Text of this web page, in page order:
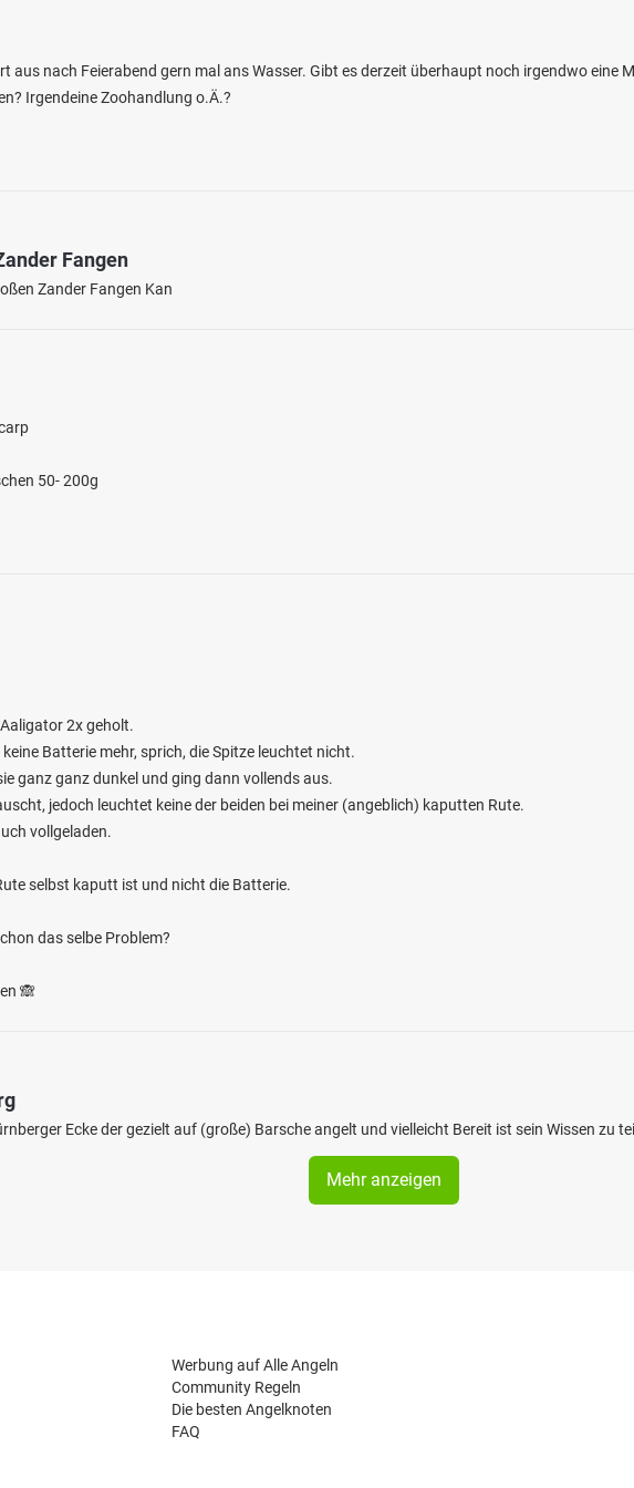
Nord-Ostsee-Kanal (Quarnbek)
aus nach Feierabend gern mal ans Wasser. Gibt es derzeit überhaupt noch irgendwo eine
Irgendeine Zoohandlung o.Ä.?
Fangen
Zander Fangen Kan
50- 200g
2x geholt.
Batterie mehr, sprich, die Spitze leuchtet nicht.
ganz ganz dunkel und ging dann vollends aus.
jedoch leuchtet keine der beiden bei meiner (angeblich) kaputten Rute.
vollgeladen.
selbst kaputt ist und nicht die Batterie.
das selbe Problem?
🙈
Ecke der gezielt auf (große) Barsche angelt und vielleicht Bereit ist sein Wissen zu
Mehr anzeigen
Werbung auf Alle Angeln
Community Regeln
Die besten Angelknoten
FAQ